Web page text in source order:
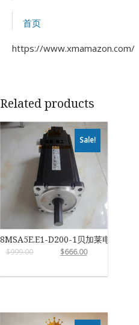
首页
https://www.xmamazon.com/
Related products
Sale!
8MSA5E.E1-D200-1贝加莱电机
$999.00 $666.00